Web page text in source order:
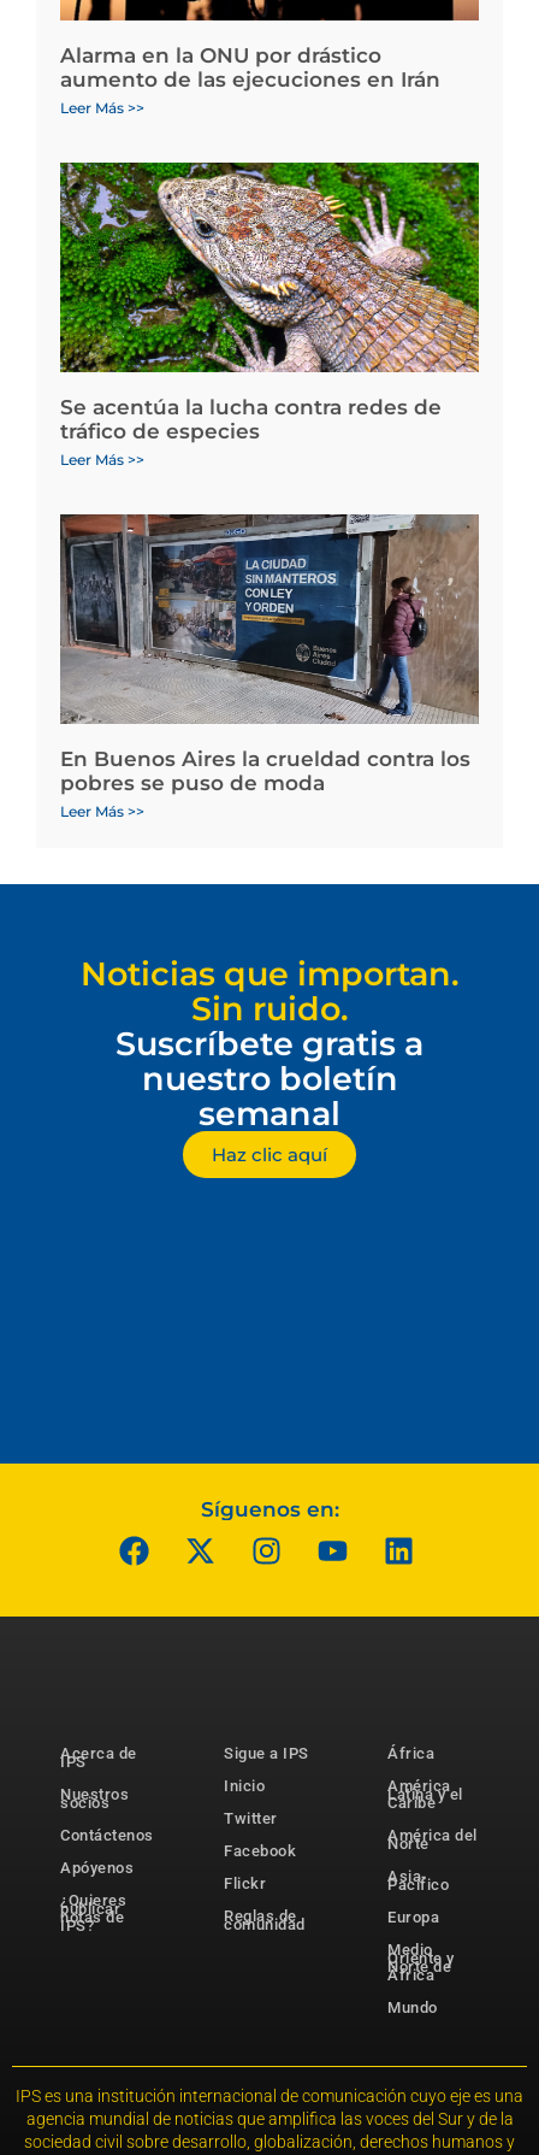
Alarma en la ONU por drástico
aumento de las ejecuciones en Irán
Leer Más >>
Se acentúa la lucha contra redes de
tráfico de especies
Leer Más >>
En Buenos Aires la crueldad contra los
pobres se puso de moda
Leer Más >>
Noticias que importan.
Sin ruido.
Suscríbete gratis a
nuestro boletín
semanal
Haz clic aquí
Síguenos en:
Acerca de
IPS
Nuestros
socios
Contáctenos
Apóyenos
¿Quieres
publicar
notas de
IPS?
Sigue a IPS
Inicio
Twitter
Facebook
Flickr
Reglas de
comunidad
África
América
Latina y el
Caribe
América del
Norte
Asia-
Pacífico
Europa
Medio
Oriente y
Norte de
África
Mundo
IPS es una institución internacional de comunicación cuyo eje es una
agencia mundial de noticias que amplifica las voces del Sur y de la
sociedad civil sobre desarrollo, globalización, derechos humanos y